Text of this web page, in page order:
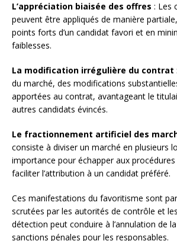
L’appréciation biaisée des offres : Les
peuvent être appliqués de manière
points forts d’un candidat favori et en
faiblesses.
La modification irrégulière du contrat
du marché, des modifications
apportées au contrat, avantageant le
autres candidats évincés.
Le fractionnement artificiel des
consiste à diviser un marché en plusieurs
importance pour échapper aux
faciliter l’attribution à un candidat préféré.
Ces manifestations du favoritisme sont
scrutées par les autorités de contrôle et
détection peut conduire à l’annulation de
sanctions pénales pour les responsables.